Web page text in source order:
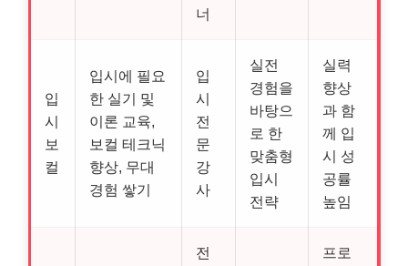
너
입
시
보
컬
입시에 필요
한 실기 및
이론 교육,
보컬 테크닉
향상, 무대
경험 쌓기
입
시
전
문
강
사
실전
경험을
바탕으
로 한
맞춤형
입시
전략
실력
향상
과 함
께 입
시 성
공률
높임
전
프로